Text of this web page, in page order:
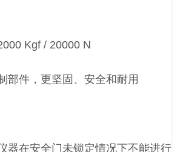
Kgf / 20000 N
部件，更坚固、安全和耐用
器在安全门未锁定情况下不能进行